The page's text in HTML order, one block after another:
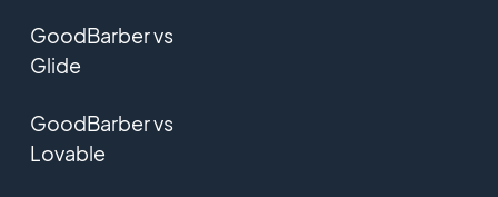
GoodBarber vs
Glide
GoodBarber vs
Lovable